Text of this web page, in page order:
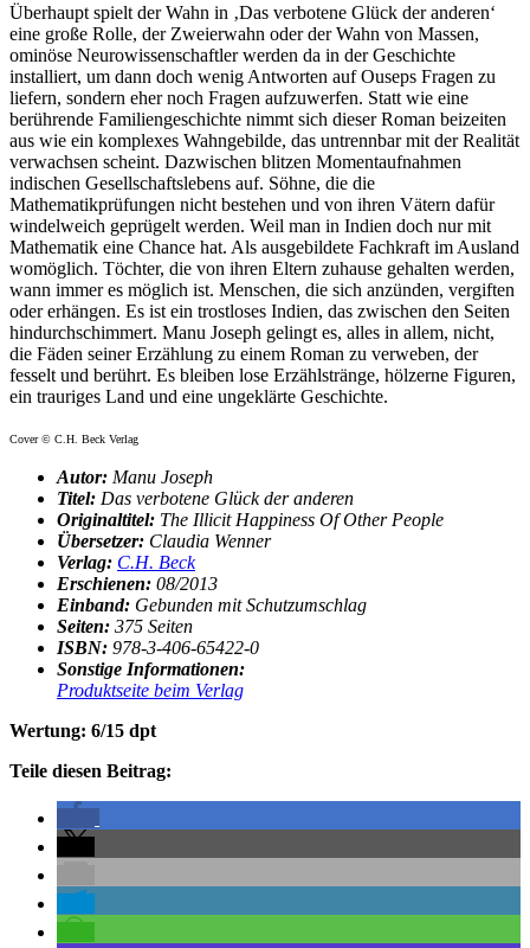
Überhaupt spielt der Wahn in ‚Das verbotene Glück der anderen‘
eine große Rolle, der Zweierwahn oder der Wahn von Massen,
ominöse Neurowissenschaftler werden da in der Geschichte
installiert, um dann doch wenig Antworten auf Ouseps Fragen zu
liefern, sondern eher noch Fragen aufzuwerfen. Statt wie eine
berührende Familiengeschichte nimmt sich dieser Roman beizeiten
aus wie ein komplexes Wahngebilde, das untrennbar mit der Realität
verwachsen scheint. Dazwischen blitzen Momentaufnahmen
indischen Gesellschaftslebens auf. Söhne, die die
Mathematikprüfungen nicht bestehen und von ihren Vätern dafür
windelweich geprügelt werden. Weil man in Indien doch nur mit
Mathematik eine Chance hat. Als ausgebildete Fachkraft im Ausland
womöglich. Töchter, die von ihren Eltern zuhause gehalten werden,
wann immer es möglich ist. Menschen, die sich anzünden, vergiften
oder erhängen. Es ist ein trostloses Indien, das zwischen den Seiten
hindurchschimmert. Manu Joseph gelingt es, alles in allem, nicht,
die Fäden seiner Erzählung zu einem Roman zu verweben, der
fesselt und berührt. Es bleiben lose Erzählstränge, hölzerne Figuren,
ein trauriges Land und eine ungeklärte Geschichte.
Cover © C.H. Beck Verlag
Autor: Manu Joseph
Titel: Das verbotene Glück der anderen
Originaltitel: The Illicit Happiness Of Other People
Übersetzer: Claudia Wenner
Verlag: C.H. Beck
Erschienen: 08/2013
Einband: Gebunden mit Schutzumschlag
Seiten: 375 Seiten
ISBN: 978-3-406-65422-0
Sonstige Informationen:
Produktseite beim Verlag
Wertung: 6/15 dpt
Teile diesen Beitrag: